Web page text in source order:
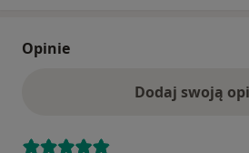
Opinie
Dodaj swoją